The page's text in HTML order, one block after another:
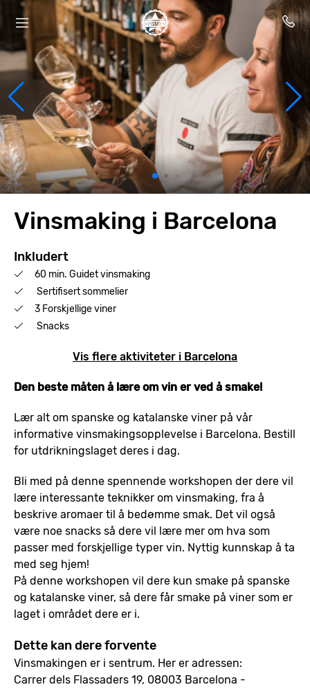
Vinsmaking i Barcelona
Inkludert
60 min. Guidet vinsmaking
Sertifisert sommelier
3 Forskjellige viner
Snacks
Vis flere aktiviteter i Barcelona
Den beste måten å lære om vin er ved å smake!
Lær alt om spanske og katalanske viner på vår
informative vinsmakingsopplevelse i Barcelona. Bestill
for utdrikningslaget deres i dag.
Bli med på denne spennende workshopen der dere vil
lære interessante teknikker om vinsmaking, fra å
beskrive aromaer til å bedømme smak. Det vil også
være noe snacks så dere vil lære mer om hva som
passer med forskjellige typer vin. Nyttig kunnskap å ta
med seg hjem!
På denne workshopen vil dere kun smake på spanske
og katalanske viner, så dere får smake på viner som er
laget i området dere er i.
Dette kan dere forvente
Vinsmakingen er i sentrum. Her er adressen:
Carrer dels Flassaders 19, 08003 Barcelona -